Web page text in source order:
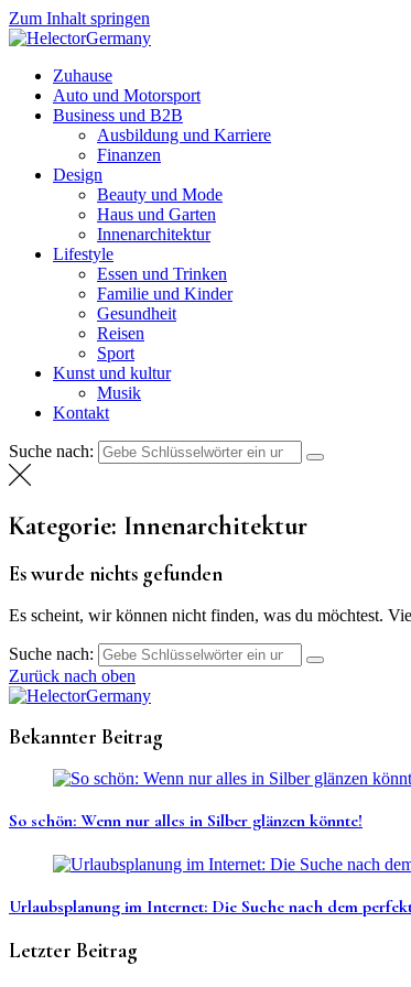
Zum Inhalt springen
Weltnachrichten
Zuhause
Auto und Motorsport
Business und B2B
Ausbildung und Karriere
Finanzen
Design
Beauty und Mode
Haus und Garten
Innenarchitektur
Lifestyle
Essen und Trinken
Familie und Kinder
Gesundheit
Reisen
Sport
Kunst und kultur
Musik
Kontakt
Suche nach:
Kategorie: Innenarchitektur
Es wurde nichts gefunden
Es scheint, wir können nicht finden, was du möchtest.
Suche nach:
Zurück nach oben
Bekannter Beitrag
So schön: Wenn nur alles in Silber glänzen könnte!
Urlaubsplanung im Internet: Die Suche nach dem
Letzter Beitrag